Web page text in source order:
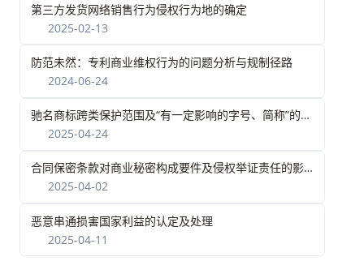
第三方发货网络销售行为侵权行为地的确定
2025-02-13
防范未然：专利商业维权行为的问题分析与规制径路
2024-06-24
驰名商标跨类保护范围及“有一定影响的字号、简称”的认定
2025-04-24
合同保密条款对商业秘密构成要件及侵权举证责任的影响
2025-04-02
恶意串通损害国家利益的认定及处理
2025-04-11